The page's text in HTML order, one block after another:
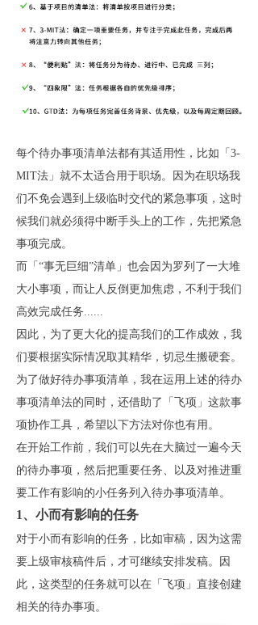
每个待办事项清单法都有其适用性，比如「3-
MIT法」就不太适合用于职场。因为在职场我
们不免会遇到上级临时交代的紧急事项，这时
候我们就必须得中断手头上的工作，先把紧急
事项完成。
而「“事无巨细”清单」也会因为罗列了一大堆
大小事项，而让人反倒更加焦虑，不利于我们
高效完成任务......
因此，为了更大化的提高我们的工作成效，我
们要根据实际情况取其精华，切忌生搬硬套。
为了做好待办事项清单，我在运用上述的待办
事项清单法的同时，还借助了「飞项」这款事
项协作工具，希望以下方法对你也有用。
在开始工作前，我们可以先在大脑过一遍今天
的待办事项，然后把重要任务、以及对推进重
要工作有影响的小任务列入待办事项清单。
1、小而有影响的任务
对于小而有影响的任务，比如审稿，因为这需
要上级审核稿件后，才可继续安排发稿。因
此，这类型的任务就可以在「飞项」直接创建
相关的待办事项。